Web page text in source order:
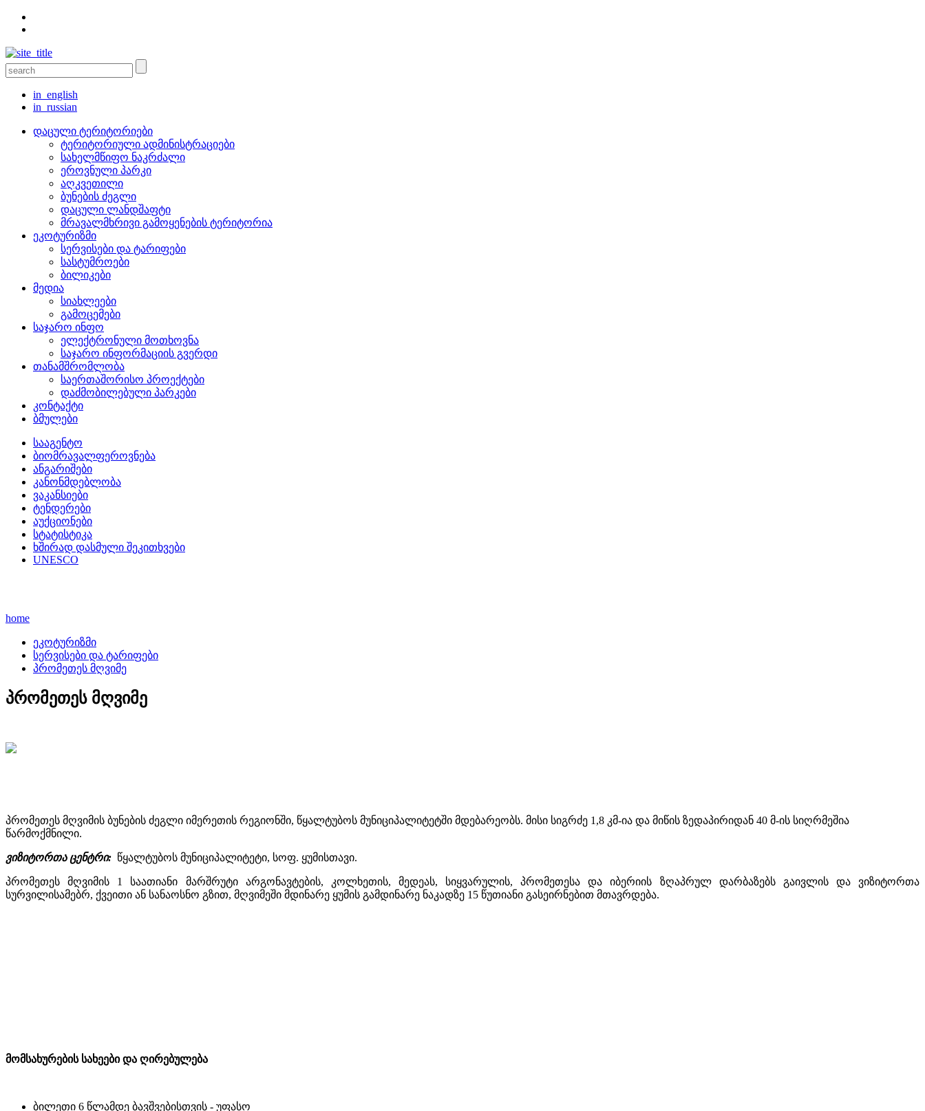
in_english
in_russian
დაცული ტერიტორიები
ტერიტორიული ადმინისტრაციები
სახელმწიფო ნაკრძალი
ეროვნული პარკი
აღკვეთილი
ბუნების ძეგლი
დაცული ლანდშაფტი
მრავალმხრივი გამოყენების ტერიტორია
ეკოტურიზმი
სერვისები და ტარიფები
სასტუმროები
ბილიკები
მედია
სიახლეები
გამოცემები
საჯარო ინფო
ელექტრონული მოთხოვნა
საჯარო ინფორმაციის გვერდი
თანამშრომლობა
საერთაშორისო პროექტები
დაძმობილებული პარკები
კონტაქტი
ბმულები
სააგენტო
ბიომრავალფეროვნება
ანგარიშები
კანონმდებლობა
ვაკანსიები
ტენდერები
აუქციონები
სტატისტიკა
ხშირად დასმული შეკითხვები
UNESCO
home
ეკოტურიზმი
სერვისები და ტარიფები
პრომეთეს მღვიმე
პრომეთეს მღვიმე
პრომეთეს მღვიმის ბუნების ძეგლი იმერეთის რეგიონში, წყალტუბოს მუნიციპალიტეტში მდებარეობს. მისი სიგრძე 1,8 კმ-ია და მიწის ზედაპირიდან 40 მ-ის სიღრმეშია
წარმოქმნილი.
ვიზიტორთა ცენტრი: წყალტუბოს მუნიციპალიტეტი, სოფ. ყუმისთავი.
პრომეთეს მღვიმის 1 საათიანი მარშრუტი არგონავტების, კოლხეთის, მედეას, სიყვარულის, პრომეთესა და იბერიის ზღაპრულ დარბაზებს გაივლის და ვიზიტორთა
სურვილისამებრ, ქვეითი ან სანაოსნო გზით, მღვიმეში მდინარე ყუმის გამდინარე ნაკადზე 15 წუთიანი გასეირნებით მთავრდება.
მომსახურების სახეები და ღირებულება
ბილეთი 6 წლამდე ბავშვებისთვის - უფასო